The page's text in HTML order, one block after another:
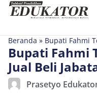
Beranda » Bupati Fahmi
Bupati Fahmi
Jual Beli
Prasetyo